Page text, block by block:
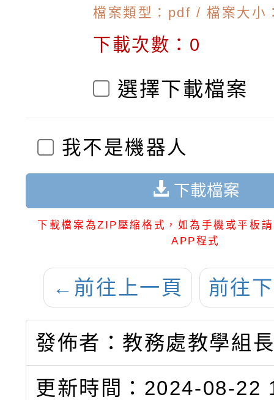
檔案類型：pdf / 檔案大小
下載次數：0
選擇下載檔案
我不是機器人
下載檔案
下載檔案為ZIP壓縮格式，如為手機或平板
APP程式
← 前往上一頁 前往
發佈者：教務處教學組
更新時間：2024-08-22